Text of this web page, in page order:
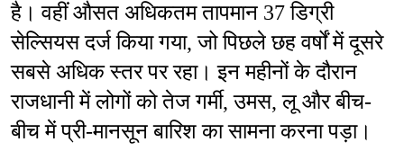
है। वहीं औसत अधिकतम तापमान 37 डिग्री
सेल्सियस दर्ज किया गया, जो पिछले छह वर्षों में दूसरे
सबसे अधिक स्तर पर रहा। इन महीनों के दौरान
राजधानी में लोगों को तेज गर्मी, उमस, लू और बीच-
बीच में प्री-मानसून बारिश का सामना करना पड़ा।